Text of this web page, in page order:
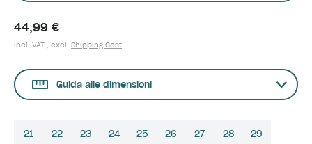
44,99 €
incl. VAT , excl. Shipping Cost
Guida alle dimensioni
21 22 23 24 25 26 27 28 29